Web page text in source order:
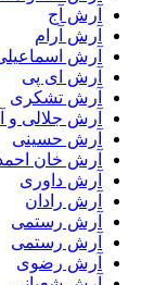
آرش آج
آرش آرام
آرش
آرش ای پی
آرش تشکری
آرش جلالی و
آرش حسینی
آرش خان
آرش داوری
آرش رادان
آرش رستمى
آرش رستمی
آرش رضوی